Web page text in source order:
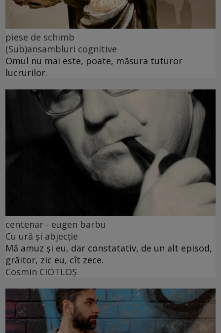
piese de schimb
(Sub)ansambluri cognitive
Omul nu mai este, poate, măsura tuturor
lucrurilor.
centenar - eugen barbu
Cu ură și abjecție
Mă amuz și eu, dar constatativ, de un alt episod,
grăitor, zic eu, cît zece.
Cosmin CIOTLOŞ